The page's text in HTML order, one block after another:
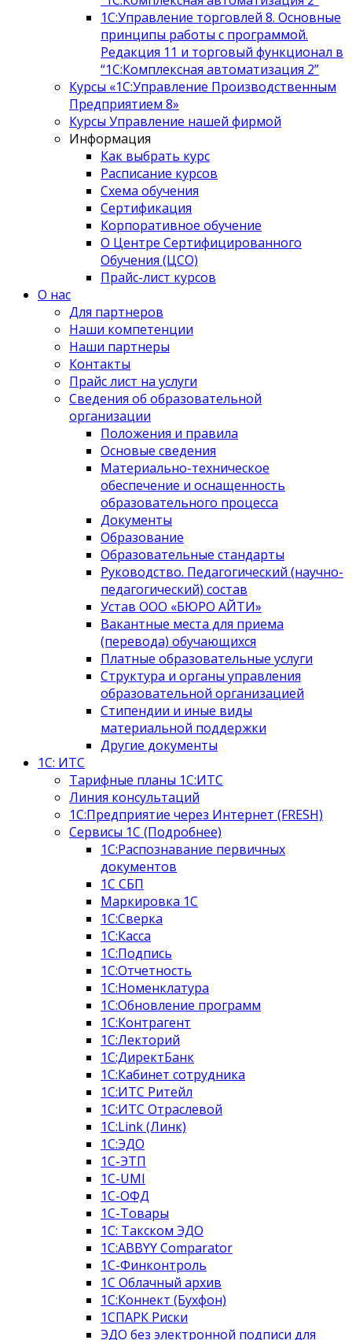
1С:Управление торговлей 8. Основные
принципы работы с программой.
Редакция 11 и торговый функционал в
“1С:Комплексная автоматизация 2”
Курсы «1С:Управление Производственным
Предприятием 8»
Курсы Управление нашей фирмой
Информация
Как выбрать курс
Расписание курсов
Схема обучения
Сертификация
Корпоративное обучение
О Центре Сертифицированного
Обучения (ЦСО)
Прайс-лист курсов
О нас
Для партнеров
Наши компетенции
Наши партнеры
Контакты
Прайс лист на услуги
Сведения об образовательной
организации
Положения и правила
Основые сведения
Материально-техническое
обеспечение и оснащенность
образовательного процесса
Документы
Образование
Образовательные стандарты
Руководство. Педагогический (научно-
педагогический) состав
Устав ООО «БЮРО АЙТИ»
Вакантные места для приема
(перевода) обучающихся
Платные образовательные услуги
Структура и органы управления
образовательной организацией
Стипендии и иные виды
материальной поддержки
Другие документы
1С: ИТС
Тарифные планы 1С:ИТС
Линия консультаций
1С:Предприятие через Интернет (FRESH)
Сервисы 1С (Подробнее)
1С:Распознавание первичных
документов
1С СБП
Маркировка 1С
1С:Сверка
1С:Касса
1С:Подпись
1С:Отчетность
1С:Номенклатура
1С:Обновление программ
1С:Контрагент
1С:Лекторий
1С:ДиректБанк
1С:Кабинет сотрудника
1С:ИТС Ритейл
1С:ИТС Отраслевой
1C:Link (Линк)
1С:ЭДО
1С-ЭТП
1C-UMI
1С-ОФД
1С-Товары
1С: Такском ЭДО
1C:ABBYY Comparator
1С-Финконтроль
1С Облачный архив
1С:Коннект (Бухфон)
1СПАРК Риски
ЭДО без электронной подписи для